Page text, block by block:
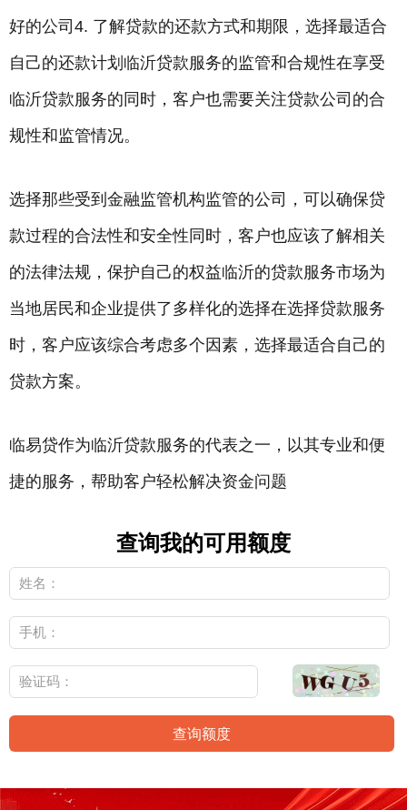
好的公司4. 了解贷款的还款方式和期限，选择最适合
自己的还款计划临沂贷款服务的监管和合规性在享受
临沂贷款服务的同时，客户也需要关注贷款公司的合
规性和监管情况。
选择那些受到金融监管机构监管的公司，可以确保贷
款过程的合法性和安全性同时，客户也应该了解相关
的法律法规，保护自己的权益临沂的贷款服务市场为
当地居民和企业提供了多样化的选择在选择贷款服务
时，客户应该综合考虑多个因素，选择最适合自己的
贷款方案。
临易贷作为临沂贷款服务的代表之一，以其专业和便
捷的服务，帮助客户轻松解决资金问题
查询我的可用额度
查询额度